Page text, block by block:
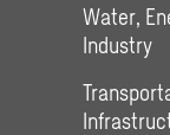
Water,
Industry